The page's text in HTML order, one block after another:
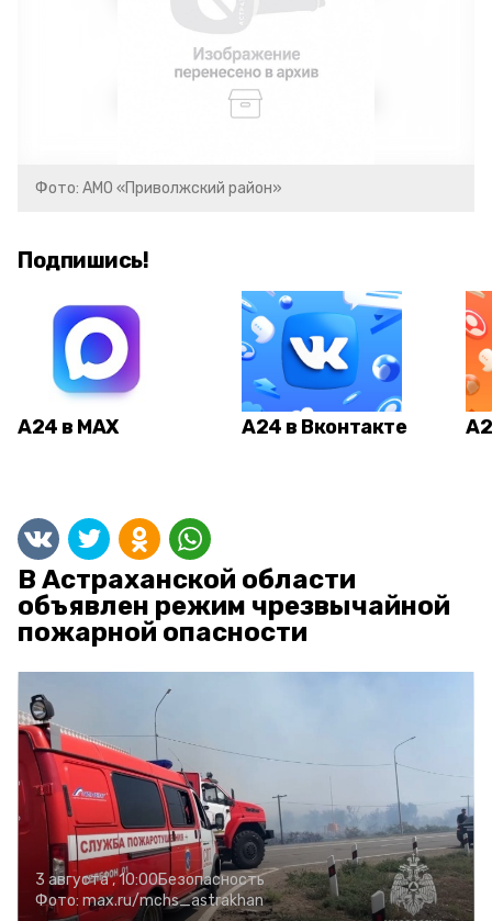
Фото: АМО «Приволжский район»
Подпишись!
А24 в MAX А24 в Вконтакте
В Астраханской области
объявлен режим чрезвычайной
пожарной опасности
3 августа , 10:00Безопасность
Фото: max.ru/mchs_astrakhan